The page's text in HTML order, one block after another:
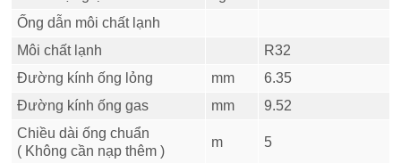
Ống dẫn môi chất lạnh
Môi chất lạnh
R32
Đường kính ống lỏng
mm
6.35
Đường kính ống gas
mm
9.52
Chiều dài ống chuẩn
( Không cần nạp thêm )
m 5